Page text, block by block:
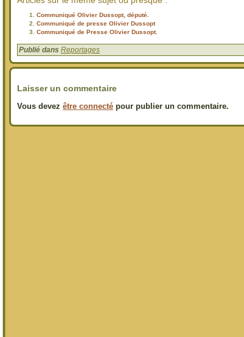
Communiqué Olivier Dussopt, député.
Communiqué de presse Olivier Dussopt
Communiqué de Presse Olivier Dussopt.
Publié dans Reportages
Laisser un commentaire
Vous devez être connecté pour publier un commentaire.